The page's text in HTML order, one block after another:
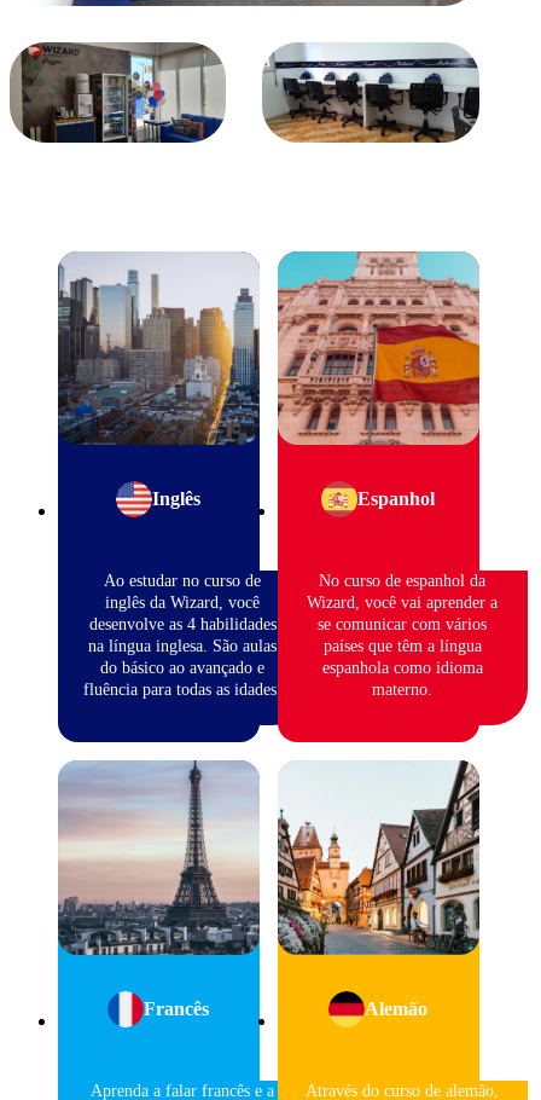
Inglês
Ao estudar no curso de
inglês da Wizard, você
desenvolve as 4 habilidades
na língua inglesa. São aulas
do básico ao avançado e
fluência para todas as idades.
Espanhol
No curso de espanhol da
Wizard, você vai aprender a
se comunicar com vários
países que têm a língua
espanhola como idioma
materno.
Francês
Aprenda a falar francês e a
Alemão
Através do curso de alemão,